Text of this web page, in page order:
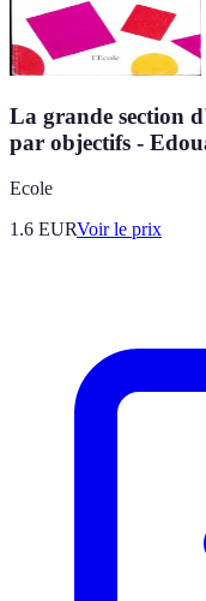
La grande section
par objectifs -
Ecole
1.6 EURVoir le prix